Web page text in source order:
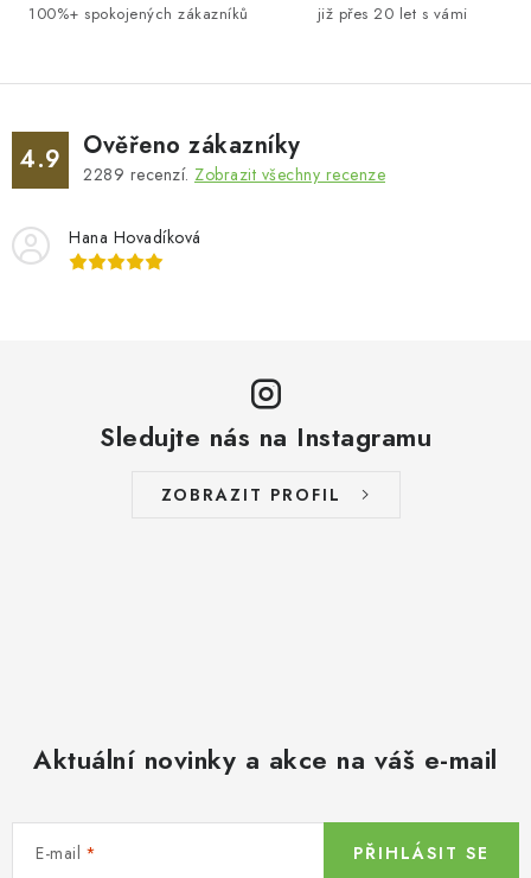
s
100%+ spokojených zákazníků již přes 20 let s vámi
4.9 Ověřeno zákazníky
2289 recenzí. Zobrazit všechny recenze
Hana Hovadíková
Sledujte nás na Instagramu
ZOBRAZIT PROFIL
Aktuální novinky a akce na váš e-mail
E-mail PŘIHLÁSIT SE